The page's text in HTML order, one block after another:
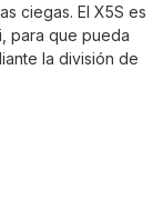
ciegas. El X5S es
para que pueda
la división de